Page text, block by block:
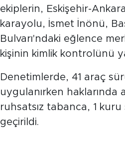
ekiplerin, Eskişehir-
karayolu, İsmet İnönü,
Bulvarı'ndaki eğlence
kişinin kimlik kontrolünü
Denetimlerde, 41 araç
uygulanırken haklarında
ruhsatsız tabanca, 1 kuru
geçirildi.